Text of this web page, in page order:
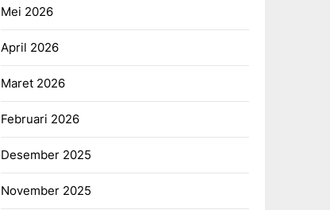
Mei 2026
April 2026
Maret 2026
Februari 2026
Desember 2025
November 2025